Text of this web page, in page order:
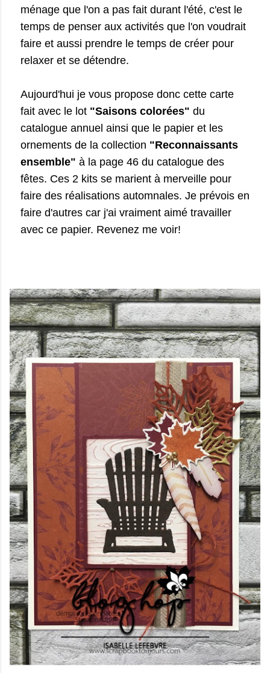
ménage que l'on a pas fait durant l'été, c'est le
temps de penser aux activités que l'on voudrait
faire et aussi prendre le temps de créer pour
relaxer et se détendre.
Aujourd'hui je vous propose donc cette carte
fait avec le lot "Saisons colorées" du
catalogue annuel ainsi que le papier et les
ornements de la collection "Reconnaissants
ensemble" à la page 46 du catalogue des
fêtes. Ces 2 kits se marient à merveille pour
faire des réalisations automnales. Je prévois en
faire d'autres car j'ai vraiment aimé travailler
avec ce papier. Revenez me voir!